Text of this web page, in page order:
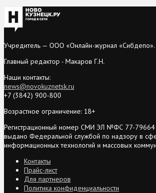
Учредитель — ООО «Онлайн-журнал «Сибдепо».
Главный редактор - Макаров Г.Н.
Наши контакты:
news@novokuznetsk.ru
+7 (3842) 900-800
Возрастное ограничение: 18+
Регистрационный номер СМИ ЭЛ №ФС 77-79664
выдано Федеральной службой по надзору в
информационных технологий и массовых
Контакты
Прайс-лист
Для партнеров
Политика конфиденциальности